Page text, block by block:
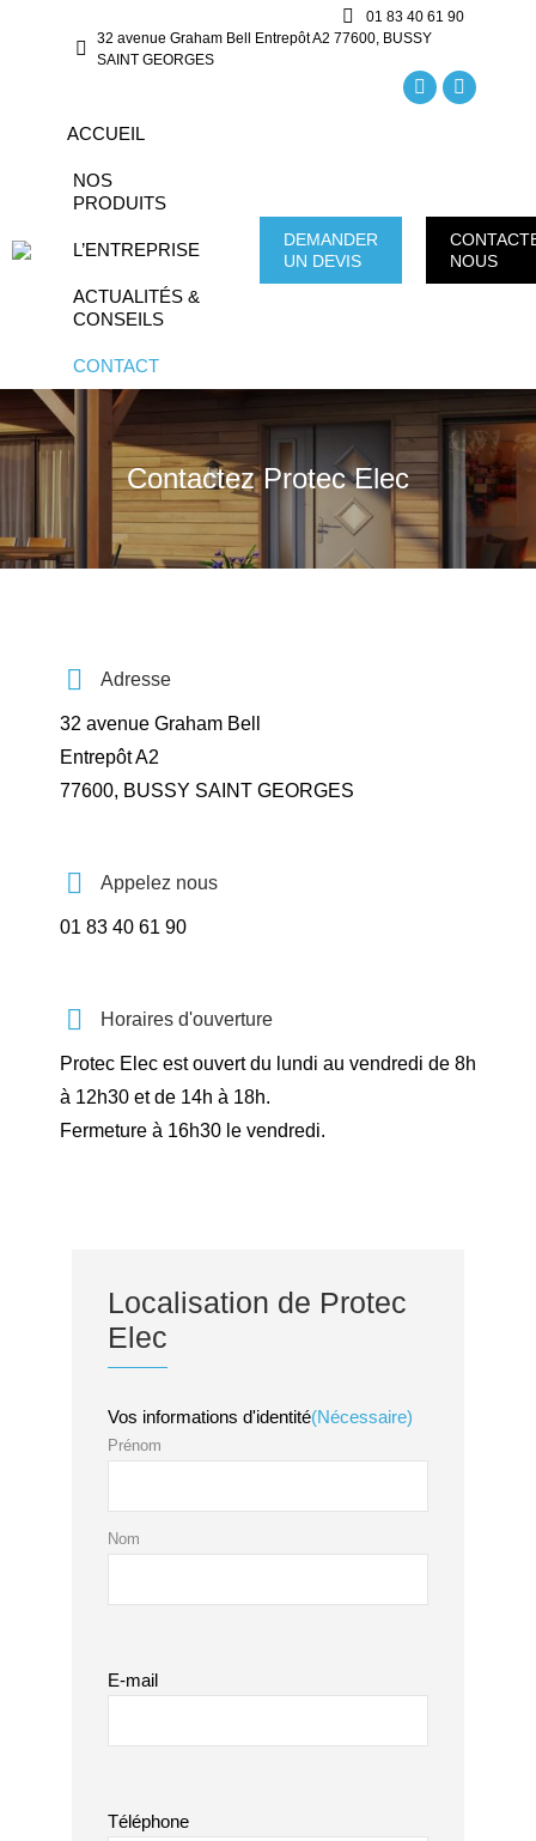
01 83 40 61 90
32 avenue Graham Bell Entrepôt A2 77600, BUSSY
SAINT GEORGES
La
dans
une
La
dans
une
ACCUEIL
NOS
PRODUITS
L’ENTREPRISE
ACTUALITÉS &
CONSEILS
CONTACT
DEMANDER
UN DEVIS
NOUS
Contactez Protec Elec
Adresse
32 avenue Graham Bell
Entrepôt A2
77600, BUSSY SAINT GEORGES
Appelez nous
01 83 40 61 90
Horaires d'ouverture
Protec Elec est ouvert du lundi au vendredi de 8h
à 12h30 et de 14h à 18h.
Fermeture à 16h30 le vendredi.
Localisation de Protec
Elec
Vos informations d'identité(Nécessaire)
Prénom
Nom
E-mail
Téléphone